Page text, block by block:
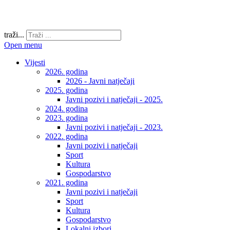
traži...
Open menu
Vijesti
2026. godina
2026 - Javni natječaji
2025. godina
Javni pozivi i natječaji - 2025.
2024. godina
2023. godina
Javni pozivi i natječaji - 2023.
2022. godina
Javni pozivi i natječaji
Sport
Kultura
Gospodarstvo
2021. godina
Javni pozivi i natječaji
Sport
Kultura
Gospodarstvo